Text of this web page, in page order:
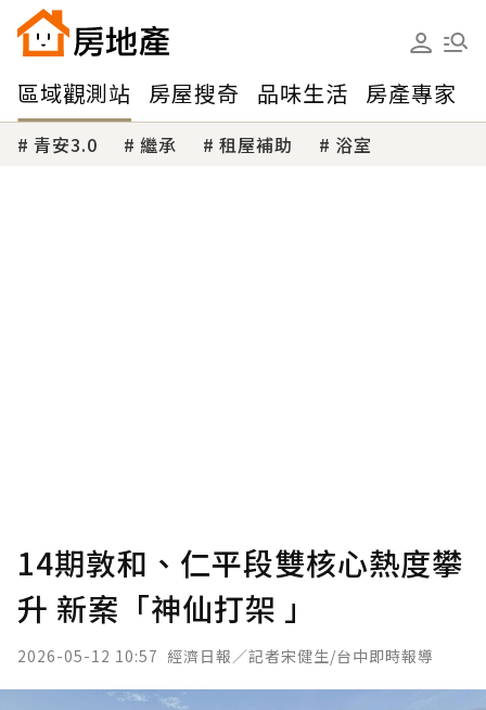
區域觀測站 房屋搜奇 品味生活 房產專家
青安3.0 繼承 租屋補助 浴室
14期敦和、仁平段雙核心熱度攀
升 新案「神仙打架 」
2026-05-12 10:57 經濟日報／記者宋健生/台中即時報導